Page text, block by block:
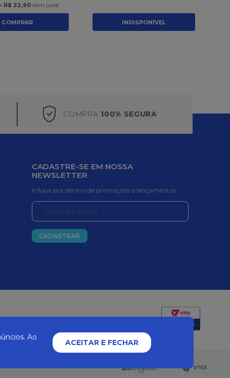
R$ 22,90sem juros
COMPRAR INDISPONÍVEL
COMPRA 100% SEGURA
CADASTRE-SE EM NOSSA
NEWSLETTER
e fique por dentro de promoções e lançamentos
CADASTRAR
Ao
ACEITAR E FECHAR